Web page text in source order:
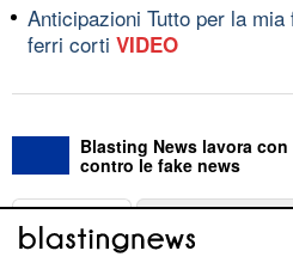
Anticipazioni Tutto per la
ferri corti VIDEO
Blasting News lavora
contro le fake news
ABOUT